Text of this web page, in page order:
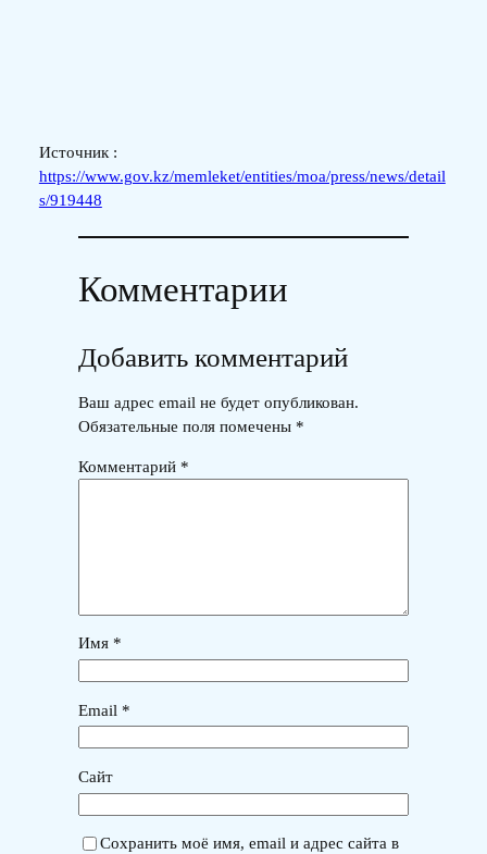
Источник :
https://www.gov.kz/memleket/entities/moa/press/news/detail
s/919448
Комментарии
Добавить комментарий
Ваш адрес email не будет опубликован.
Обязательные поля помечены *
Комментарий *
Имя *
Email *
Сайт
Сохранить моё имя, email и адрес сайта в